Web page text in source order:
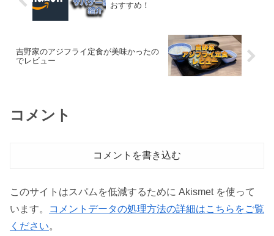
おすすめ！
吉野家のアジフライ定食が美味かったの
でレビュー
コメント
コメントを書き込む
このサイトはスパムを低減するために Akismet を使って
います。
コメントデータの処理方法の詳細はこちらをご覧
ください。